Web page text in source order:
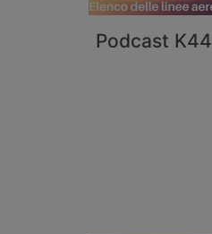
Podcast K44